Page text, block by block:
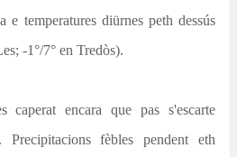
e temperatures diürnes peth dessús
-1°/7° en Tredòs).
caperat encara que pas s'escarte
Precipitacions fèbles pendent eth